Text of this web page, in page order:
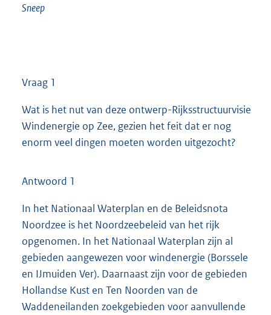
Sneep
Vraag 1
Wat is het nut van deze ontwerp-Rijksstructuurvisie
Windenergie op Zee, gezien het feit dat er nog
enorm veel dingen moeten worden uitgezocht?
Antwoord 1
In het Nationaal Waterplan en de Beleidsnota
Noordzee is het Noordzeebeleid van het rijk
opgenomen. In het Nationaal Waterplan zijn al
gebieden aangewezen voor windenergie (Borssele
en IJmuiden Ver). Daarnaast zijn voor de gebieden
Hollandse Kust en Ten Noorden van de
Waddeneilanden zoekgebieden voor aanvullende